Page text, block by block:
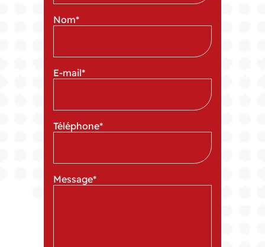
Nom*
E-mail*
Téléphone*
Message*